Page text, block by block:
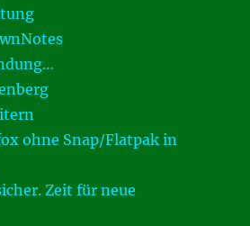
ohne Snap/Flatpak in
Zeit für neue